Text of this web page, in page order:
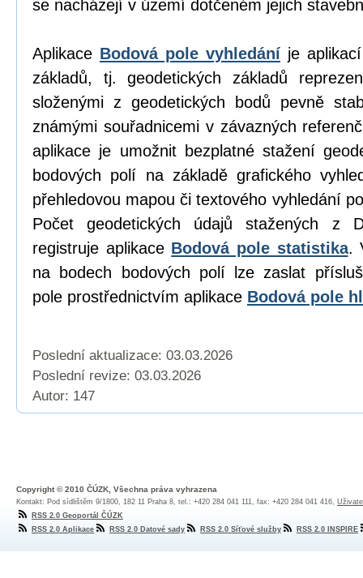
se nacházejí v území dotčeném jejich
Aplikace Bodová pole vyhledání je
základů, tj. geodetických základů
složenými z geodetických bodů pevně
známými souřadnicemi v závazných
aplikace je umožnit bezplatné stažení
bodových polí na základě grafického
přehledovou mapou či textového vyhledání
Počet geodetických údajů stažených z
registruje aplikace Bodová pole statistika.
na bodech bodových polí lze zaslat
pole prostřednictvím aplikace Bodová pole
Poslední aktualizace: 03.03.2026
Poslední revize: 03.03.2026
Autor: 147
Copyright © 2010 ČÚZK, Všechna práva vyhrazena
Kontakt: Pod sídlištěm 9/1800, 182 11 Praha 8, tel.: +420 284 041 111, fax: +420 284 041 416,
RSS 2.0 Geoportál ČÚZK
RSS 2.0 Aplikace
RSS 2.0 Datové sady RSS 2.0 Síťové služby RSS 2.0 INSPIRE